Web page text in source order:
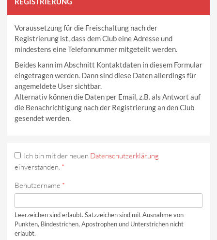
Voraussetzung für die Freischaltung nach der
Registrierung ist, dass dem Club eine Adresse und
mindestens eine Telefonnummer mitgeteilt werden.
Beides kann im Abschnitt Kontaktdaten in diesem Formular
eingetragen werden. Dann sind diese Daten allerdings für
angemeldete User sichtbar.
Alternativ können die Daten per Email, z.B. als Antwort auf
die Benachrichtigung nach der Registrierung an den Club
gesendet werden.
Ich bin mit der neuen Datenschutzerklärung
einverstanden. *
Benutzername *
Leerzeichen sind erlaubt. Satzzeichen sind mit Ausnahme von
Punkten, Bindestrichen, Apostrophen und Unterstrichen nicht
erlaubt.